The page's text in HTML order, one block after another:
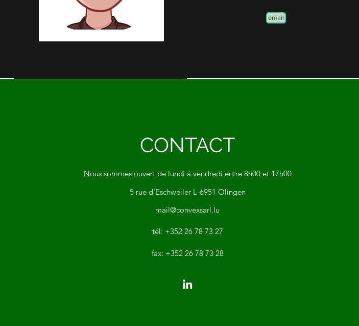
email
CONTACT
Nous sommes ouvert de lundi à vendredi entre 8h00 et 17h00
5 rue d'Eschweiler L-6951 Olingen
mail@convexsarl.lu
tél: +352 26 78 73 27
fax: +352 26 78 73 28